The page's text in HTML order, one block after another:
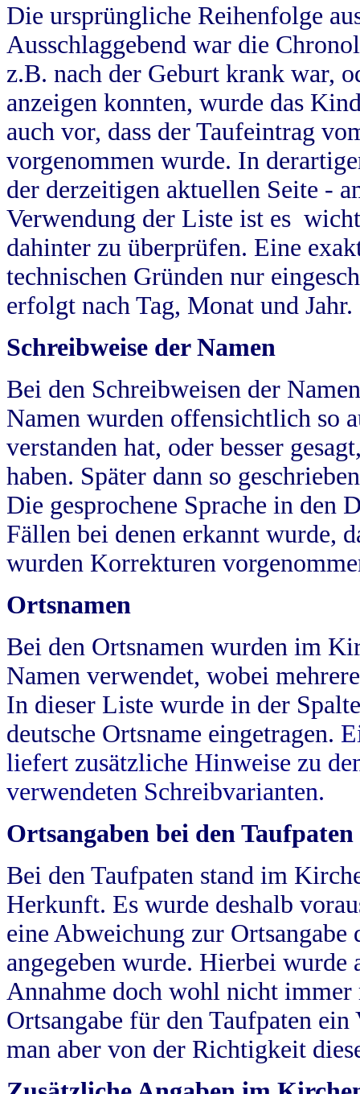
Die ursprüngliche Reihenfolge
Ausschlaggebend war die
z.B. nach der Geburt krank war,
anzeigen konnten, wurde das
auch vor, dass der Taufeintrag
vorgenommen wurde. In
der derzeitigen aktuellen Seite -
Verwendung der Liste ist es
dahinter zu überprüfen. Eine
technischen Gründen nur
erfolgt nach Tag, Monat und Jahr.
Schreibweise der Namen
Bei den Schreibweisen der
Namen wurden offensichtlich so
verstanden hat, oder besser
haben. Später dann so
Die gesprochene Sprache in
Fällen bei denen erkannt wurde,
wurden Korrekturen
Ortsnamen
Bei den Ortsnamen wurden im
Namen verwendet, wobei
In dieser Liste wurde in der
deutsche Ortsname eingetragen.
liefert zusätzliche Hinweise zu
verwendeten Schreibvarianten.
Ortsangaben bei den Taufpaten
Bei den Taufpaten stand im
Herkunft. Es wurde deshalb
eine Abweichung zur
angegeben wurde. Hierbei wurde
Annahme doch wohl nicht
Ortsangabe für den Taufpaten
man aber von der Richtigkeit